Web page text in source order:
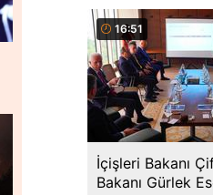
16:51
İçişleri Bakanı
Bakanı Gürlek